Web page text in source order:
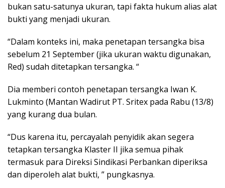
bukan satu-satunya ukuran, tapi fakta hukum alias alat
bukti yang menjadi ukuran.
“Dalam konteks ini, maka penetapan tersangka bisa
sebelum 21 September (jika ukuran waktu digunakan,
Red) sudah ditetapkan tersangka. “
Dia memberi contoh penetapan tersangka Iwan K.
Lukminto (Mantan Wadirut PT. Sritex pada Rabu (13/8)
yang kurang dua bulan.
“Dus karena itu, percayalah penyidik akan segera
tetapkan tersangka Klaster II jika semua pihak
termasuk para Direksi Sindikasi Perbankan diperiksa
dan diperoleh alat bukti, ” pungkasnya.